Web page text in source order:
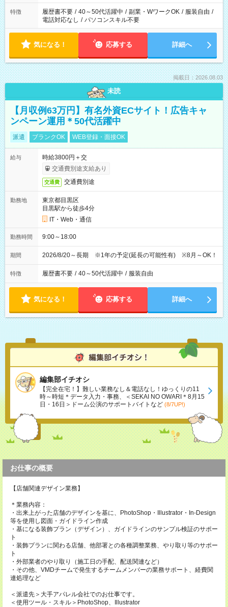
特徴 履歴書不要 / 40～50代活躍中 / 副業・WワークOK / 服装自由 /
電話対応なし / パソコンスキル不要
気になる！ 応募する 詳細へ
掲載日：2026.08.03
未読
【月収例63万円】有名外資ECサイト！広告キャ
ンペーン運用＊50代活躍中
派遣 ブランクOK WEB登録・面接OK
給与
時給3800円＋交
交通費別途支給あり
交通費 交通費別途
勤務地
東京都目黒区
目黒駅から徒歩4分
IT・Web・通信
勤務時間 9:00～18:00
期間 2026/8/20～長期 ※1年の予定(延長の可能性有) ※8月～OK！
特徴 履歴書不要 / 40～50代活躍中 / 服装自由
気になる！ 応募する 詳細へ
編集部イチオシ
【完全在宅！】難しい業務なし＆電話なし！ゆっくりの11
時～時短＊データ入力・事務、＜SEKAI NO OWARI＊8月15
日・16日＞ドーム公演のサポートバイトなど (8/7UP!)
お仕事の概要
【店舗関連デザイン業務】
＊業務内容：
・出来上がった店舗のデザインを基に、PhotoShop・Illustrator・In-Design
等を使用し図面・ガイドライン作成
・基になる装飾プラン（デザイン）、ガイドラインのサンプル検証のサポー
ト
・装飾プランに関わる店舗、他部署との各種調整業務、やり取り等のサポー
ト
・外部業者のやり取り（施工日の手配、配送関連など）
・その他、VMDチームで発生するチームメンバーの業務サポート、経費関
連処理など
＜派遣先＞大手アパレル会社でのお仕事です。
＜使用ツール・スキル＞PhotoShop、Illustrator